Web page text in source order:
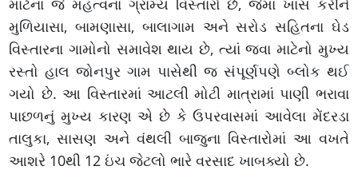
માટેના જે મહત્વના ગ્રામ્ય વિસ્તારો છે, જેમાં ખાસ કરીને
મુળિયાસા, બામણાસા, બાલાગામ અને સરોડ સહિતના ઘેડ
વિસ્તારના ગામોનો સમાવેશ થાય છે, ત્યાં જવા માટેનો મુખ્ય
રસ્તો હાલ જોનપુર ગામ પાસેથી જ સંપૂર્ણપણે બ્લોક થઈ
ગયો છે. આ વિસ્તારમાં આટલી મોટી માત્રામાં પાણી ભરાવા
પાછળનું મુખ્ય કારણ એ છે કે ઉપરવાસમાં આવેલા મેંદરડા
તાલુકા, સાસણ અને વંથલી બાજુના વિસ્તારોમાં આ વખતે
આશરે 10થી 12 ઇંચ જેટલો ભારે વરસાદ ખાબક્યો છે.